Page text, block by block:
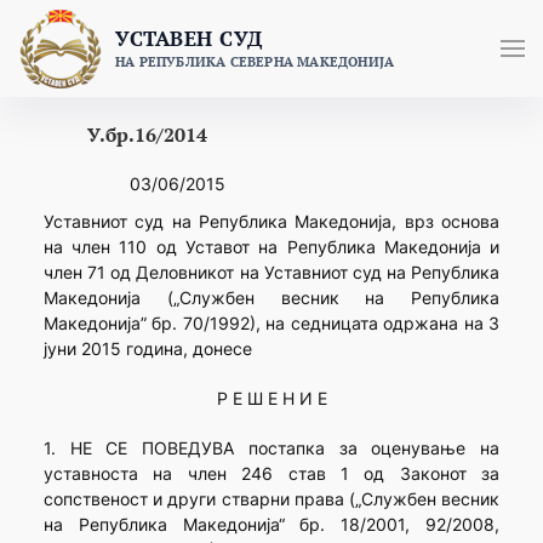
content
УСТАВЕН СУД
НА РЕПУБЛИКА СЕВЕРНА МАКЕДОНИЈА
У.бр.16/2014
03/06/2015
Уставниот суд на Република Македонија, врз основа
на член 110 од Уставот на Република Македонија и
член 71 од Деловникот на Уставниот суд на Република
Македонија („Службен весник на Република
Македонија” бр. 70/1992), на седницата одржана на 3
јуни 2015 година, донесе
Р Е Ш Е Н И Е
1. НЕ СЕ ПОВЕДУВА постапка за оценување на
уставноста на член 246 став 1 од Законот за
сопственост и други стварни права („Службен весник
на Република Македонија“ бр. 18/2001, 92/2008,